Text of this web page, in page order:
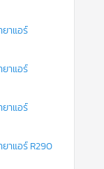
ยาแอร์
ยาแอร์
ยาแอร์
ยาแอร์ R290